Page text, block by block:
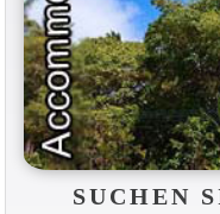
SUCHEN